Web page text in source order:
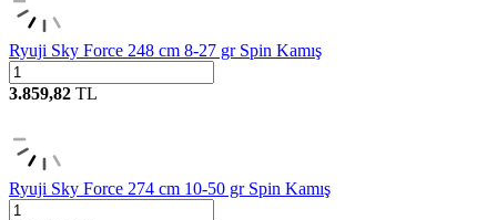
Ryuji Sky Force 248 cm 8-27 gr Spin Kamış
3.859,82 TL
Ryuji Sky Force 274 cm 10-50 gr Spin Kamış